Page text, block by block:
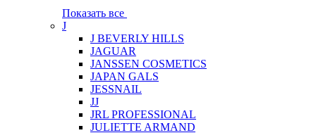
Показать все
J
J BEVERLY HILLS
JAGUAR
JANSSEN COSMETICS
JAPAN GALS
JESSNAIL
JJ
JRL PROFESSIONAL
JULIETTE ARMAND